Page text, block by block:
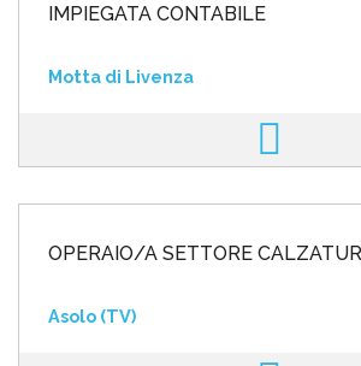
IMPIEGATA CONTABILE
Motta di Livenza
OPERAIO/A SETTORE
Asolo (TV)